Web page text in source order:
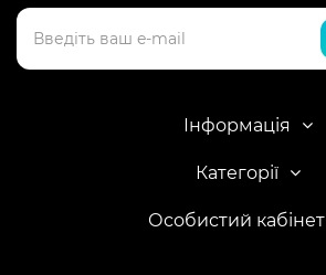
Інформація
Категорії
Особистий кабінет